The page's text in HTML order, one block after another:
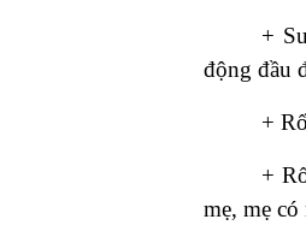
+
động đầu
+
+
mẹ, mẹ